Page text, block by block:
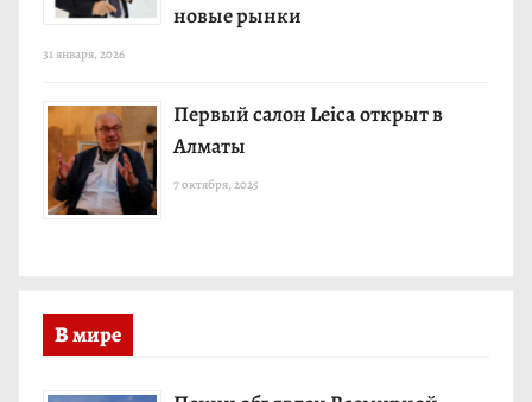
новые рынки
31 января, 2026
Первый салон Leica открыт в
Алматы
7 октября, 2025
В мире